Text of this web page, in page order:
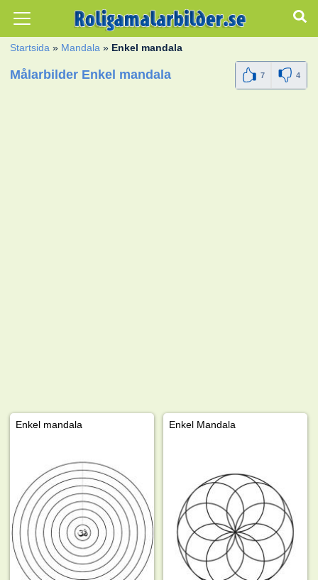
Startsida » Mandala » Enkel mandala
Målarbilder Enkel mandala 7 4
Enkel mandala Enkel Mandala